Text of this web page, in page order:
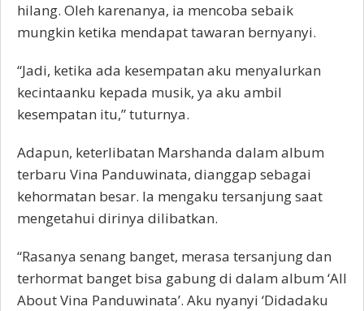
hilang. Oleh karenanya, ia mencoba sebaik
mungkin ketika mendapat tawaran bernyanyi.
“Jadi, ketika ada kesempatan aku menyalurkan
kecintaanku kepada musik, ya aku ambil
kesempatan itu,” tuturnya.
Adapun, keterlibatan Marshanda dalam album
terbaru Vina Panduwinata, dianggap sebagai
kehormatan besar. Ia mengaku tersanjung saat
mengetahui dirinya dilibatkan.
“Rasanya senang banget, merasa tersanjung dan
terhormat banget bisa gabung di dalam album ‘All
About Vina Panduwinata’. Aku nyanyi ‘Didadaku